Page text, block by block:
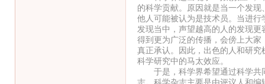
的科学贡献。原因就是当一个发
他人可能被认为是技术员。当进
发现当中，声望越高的人的发现
得到更为广泛的传播，会傍上大
真正承认。因此，出色的人和研
科学研究中的马太效应。
于是，科学界希望通过科学共
志。科学杂志主要是由评议人和